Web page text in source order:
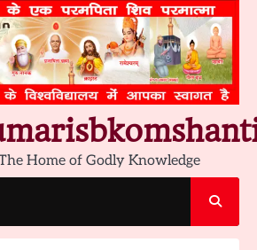
Home of Godly Knowledge